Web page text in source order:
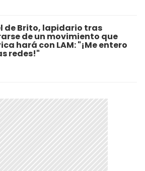
de Brito, lapidario tras
de un movimiento que
hará con LAM: "¡Me entero
redes!"